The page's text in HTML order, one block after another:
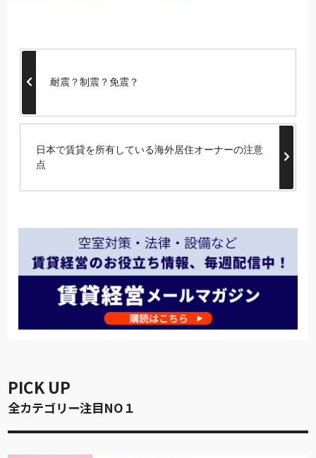
耐震？制震？免震？
日本で賃貸を所有している海外居住オーナーの注意
点
PICK UP
全カテゴリー注目NO１